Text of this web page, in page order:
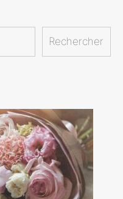
Rechercher